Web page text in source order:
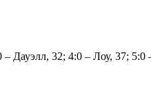
Дауэлл, 32; 4:0 – Лоу, 37;